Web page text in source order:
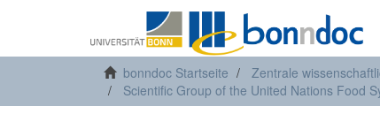
bonndoc Startseite Zentrale
Scientific Group of the United Nations Food